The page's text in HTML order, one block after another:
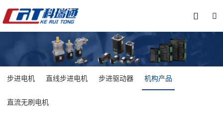


步进电机 直线步进电机 步进驱动器 机构产品
直流无刷电机